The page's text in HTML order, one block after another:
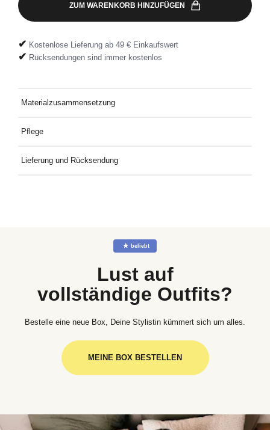
ZUM WARENKORB HINZUFÜGEN
✔ Kostenlose Lieferung ab 49 € Einkaufswert
✔ Rücksendungen sind immer kostenlos
Materialzusammensetzung
Pflege
Lieferung und Rücksendung
☆ beliebt
Lust auf
vollständige Outfits?
Bestelle eine neue Box, Deine Stylistin kümmert sich um alles.
MEINE BOX BESTELLEN